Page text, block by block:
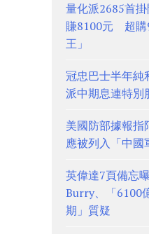
量化派2685首
賺8100元 超購
王」
冠忠巴士半年
派中期息連特別
美國防部據報指
應被列入「中國
英偉達7頁備忘
Burry、「6100
期」質疑